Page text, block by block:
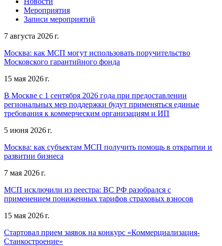
Мероприятия
Записи мероприятий
7 августа 2026 г.
Москва: как МСП могут использовать поручительство
Московского гарантийного фонда
15 мая 2026 г.
В Москве с 1 сентября 2026 года при предоставлении
региональных мер поддержки будут применяться единые
требования к коммерческим организациям и ИП
5 июня 2026 г.
Москва: как субъектам МСП получить помощь в открытии и
развитии бизнеса
7 мая 2026 г.
МСП исключили из реестра: ВС РФ разобрался с
применением пониженных тарифов страховых взносов
15 мая 2026 г.
Стартовал прием заявок на конкурс «Коммерциализация-
Станкостроение»